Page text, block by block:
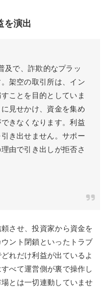
を演出
及で、詐欺的なプラッ
架空の取引所は、イン
ことを目的としていま
見せかけ、資金を集め
きなくなります。利益
き出せません。サポー
由で引き出しが拒否さ
させ、投資家から資金を
ント閉鎖といったトラブ
れだけ利益が出ているよ
べて運営側が裏で操作し
とは一切連動していませ